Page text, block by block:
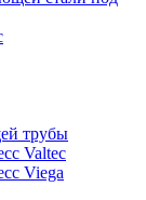
трубы
Valtec
Viega